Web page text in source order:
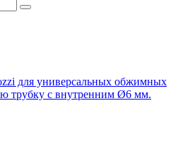
для универсальных обжимных
трубку с внутренним Ø6 мм.